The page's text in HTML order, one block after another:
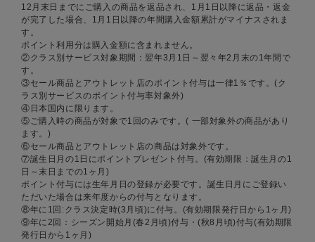
12月末日までにご購入の商品を返品され、1月1日以降に返品・返金
が完了した場合、1月1日以降の年間購入金額累計がマイナスされま
す。
ポイント利用分は購入金額に含まれません。
②クラス別サービス対象期間：翌年3月1日～翌々年2月末の1年間で
す。
③セール商品とアウトレット店のポイント付与は一律1％です。(ク
ラス別サービスのポイント付与率対象外)
④日本国内に限ります。
⑤ご購入時の商品が対象で1回のみです。( 一部対象外の商品があり
ます。)
⑥セール商品とアウトレット店の商品は対象外です。
⑦誕生日月の1日にポイントプレゼント付与。(有効期限：誕生月の1
日～末日までの1ヶ月)
ポイント付与には生年月日の登録が必要です。誕生日月にご登録い
ただいた場合は来年度からの付与となります。
⑧年に1回:クラス決定時(3月頃)に付与。(有効期限発行日から1ヶ月)
⑨年に2回：シーズン開始月(春2月頃)付与・(秋8月頃)付与(有効期限
発行日から1ヶ月)